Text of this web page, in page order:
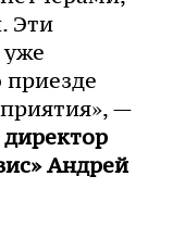
Эти
—
Андрей